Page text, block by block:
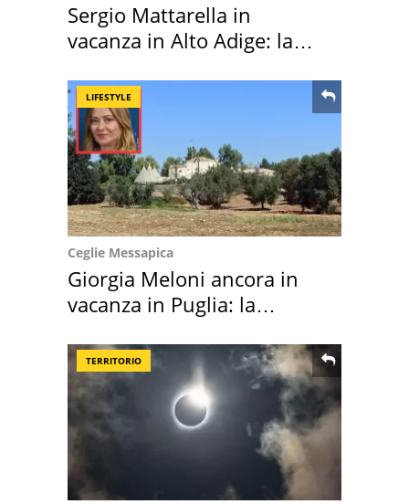
Sergio Mattarella in
vacanza in Alto Adige: la
LIFESTYLE
Ceglie Messapica
Giorgia Meloni ancora in
vacanza in Puglia: la
TERRITORIO